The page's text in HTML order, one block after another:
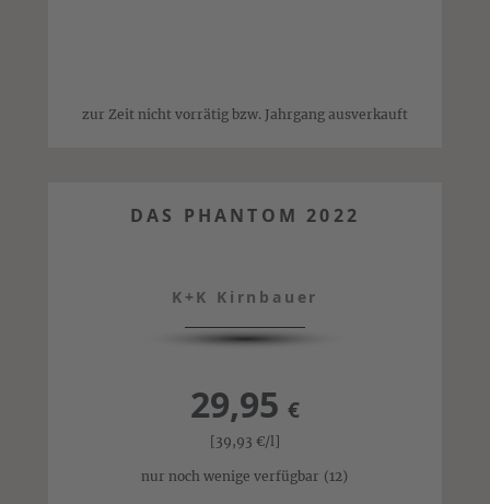
zur Zeit nicht vorrätig bzw. Jahrgang ausverkauft
DAS PHANTOM 2022
K+K Kirnbauer
29,95 €
[39,93 €/l]
nur noch wenige verfügbar (12)